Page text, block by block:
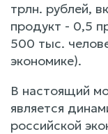
трлн. рублей,
продукт - 0,5
500 тыс.
экономике).
В настоящий
является
российской